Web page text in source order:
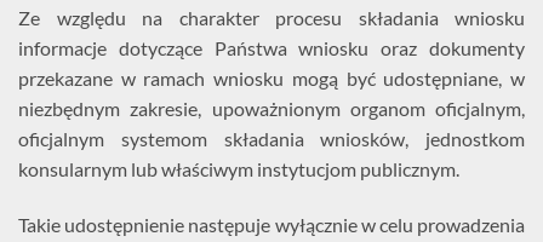
Ze względu na charakter procesu składania wniosku
informacje dotyczące Państwa wniosku oraz dokumenty
przekazane w ramach wniosku mogą być udostępniane, w
niezbędnym zakresie, upoważnionym organom oficjalnym,
oficjalnym systemom składania wniosków, jednostkom
konsularnym lub właściwym instytucjom publicznym.
Takie udostępnienie następuje wyłącznie w celu prowadzenia